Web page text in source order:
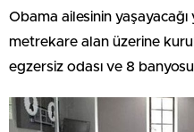
Obama ailesinin
metrekare alan üzerine
egzersiz odası ve 8